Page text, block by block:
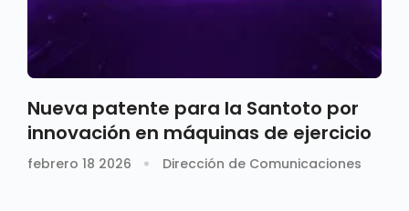
Nueva patente para la Santoto por
innovación en máquinas de ejercicio
febrero 18 2026 Dirección de Comunicaciones